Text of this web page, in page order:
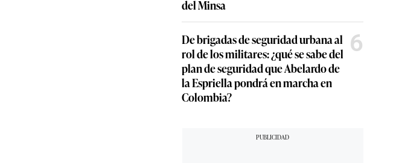
del Minsa
De brigadas de seguridad urbana al
rol de los militares: ¿qué se sabe del
plan de seguridad que Abelardo de
la Espriella pondrá en marcha en
Colombia?
6